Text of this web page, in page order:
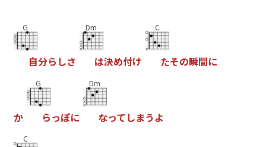
G
自分ら しさ
Dm
は決め付け
C
たその瞬間に
か
G
らっぽに
Dm
なってしまう よ
C